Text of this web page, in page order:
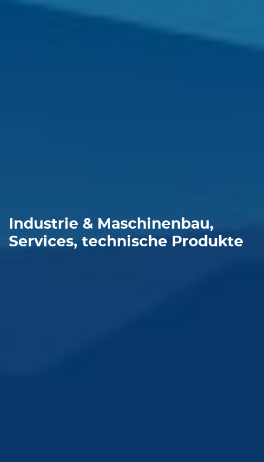
Industrie & Maschinenbau,
Services, technische Produkte